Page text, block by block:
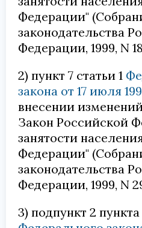
Федерации"
законодательства
Федерации, 1999, N
2) пункт 7 статьи 1
закона от 17 июля
внесении
Закон Российской
занятости
Федерации"
законодательства
Федерации, 1999, N
3) подпункт 2 пункта